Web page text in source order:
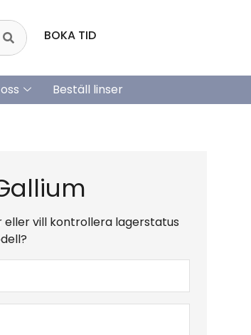
BOKA TID
Beställ linser
eller vill kontrollera lagerstatus